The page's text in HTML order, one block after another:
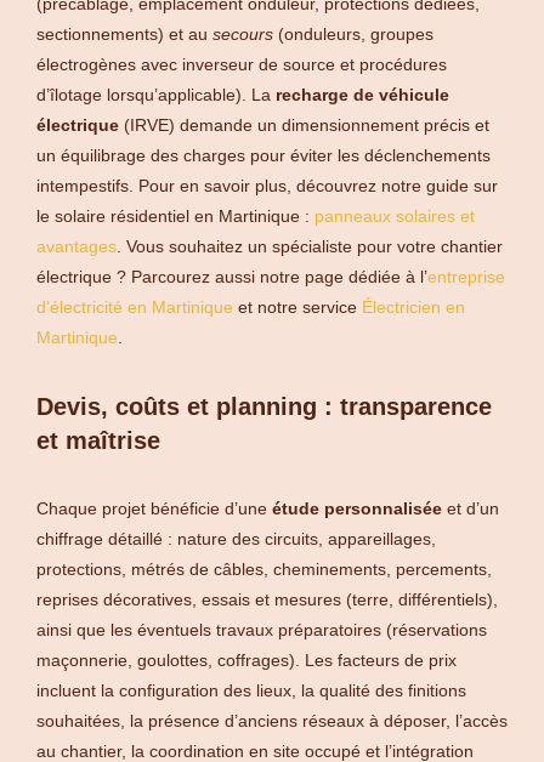
sectionnements) et au secours (onduleurs, groupes
électrogènes avec inverseur de source et procédures
d’îlotage lorsqu’applicable). La recharge de véhicule
électrique (IRVE) demande un dimensionnement précis et
un équilibrage des charges pour éviter les déclenchements
intempestifs. Pour en savoir plus, découvrez notre guide sur
le solaire résidentiel en Martinique : panneaux solaires et
avantages . Vous souhaitez un spécialiste pour votre chantier
électrique ? Parcourez aussi notre page dédiée à l’entreprise
d’électricité en Martinique et notre service Électricien en
Martinique
Devis, coûts et planning : transparence
et maîtrise
Chaque projet bénéficie d’une étude personnalisée et d’un
chiffrage détaillé : nature des circuits, appareillages,
protections, métrés de câbles, cheminements, percements,
reprises décoratives, essais et mesures (terre, différentiels),
ainsi que les éventuels travaux préparatoires (réservations
maçonnerie, goulottes, coffrages). Les facteurs de prix
incluent la configuration des lieux, la qualité des finitions
souhaitées, la présence d’anciens réseaux à déposer, l’accès
au chantier, la coordination en site occupé et l’intégration